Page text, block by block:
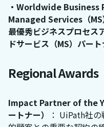
・Worldwide Business
Managed Services（
最優秀ビジネスプロセス
ドサービス（MS）パート
Regional Awards
Impact Partner of the
ートナー）
： UiPath社